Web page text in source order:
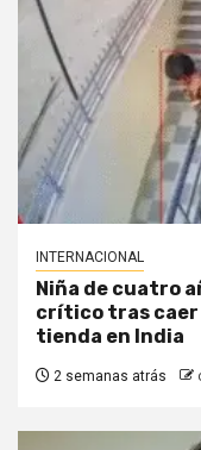
INTERNACIONAL
Niña de cuatro
crítico tras caer
tienda en India
2 semanas atrás